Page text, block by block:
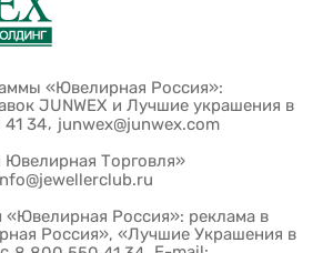
«Ювелирная Россия»:
JUNWEX и Лучшие украшения в
34, junwex@junwex.com
Ювелирная Торговля»
«Ювелирная Россия»: реклама в
Россия», «Лучшие Украшения в